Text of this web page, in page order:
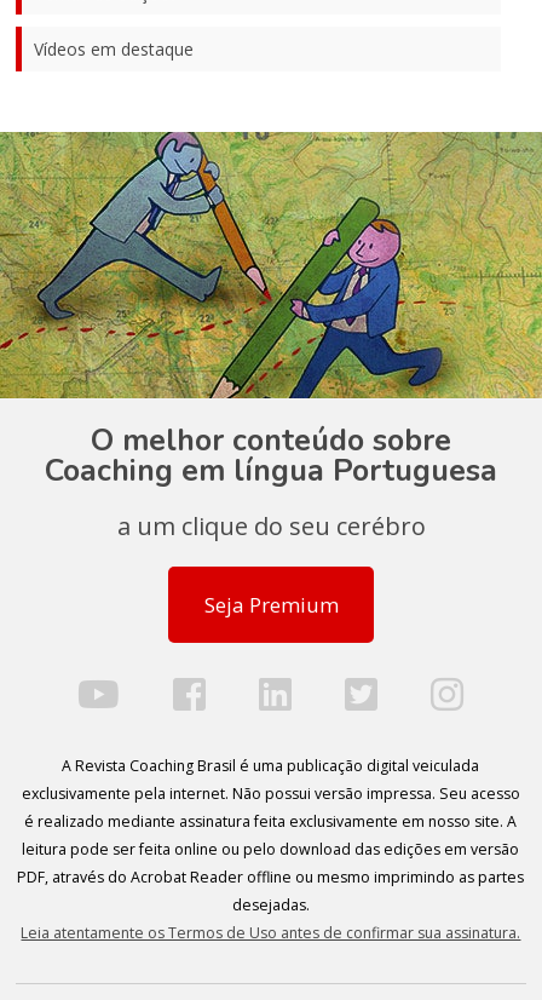
Vídeos em destaque
O melhor conteúdo sobre
Coaching em língua Portuguesa
a um clique do seu cerébro
Seja Premium
A Revista Coaching Brasil é uma publicação digital veiculada
exclusivamente pela internet. Não possui versão impressa. Seu acesso
é realizado mediante assinatura feita exclusivamente em nosso site. A
leitura pode ser feita online ou pelo download das edições em versão
PDF, através do Acrobat Reader offline ou mesmo imprimindo as partes
desejadas.
Leia atentamente os Termos de Uso antes de confirmar sua assinatura.